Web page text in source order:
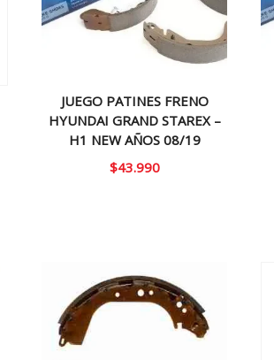
JUEGO PATINES FRENO
HYUNDAI GRAND STAREX –
H1 NEW AÑOS 08/19
$43.990